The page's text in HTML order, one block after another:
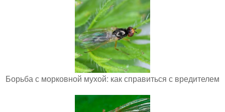
Борьба с морковной мухой: как справиться с вредителем